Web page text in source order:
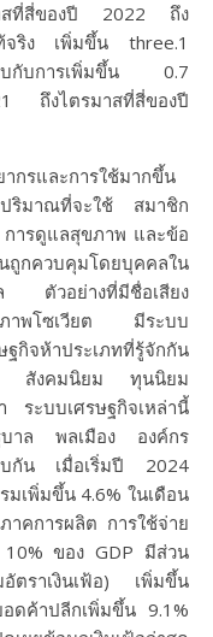
สที่สี่ของปี 2022 ถึง
ริง เพิ่มขึ้น three.1
บกับการเพิ่มขึ้น 0.7
ถึงไตรมาสที่สี่ของปี
กรและการใช้มากขึ้น
ปริมาณที่จะใช้ สมาชิก
การดูแลสุขภาพ และข้อ
กควบคุมโดยบุคคลใน
ตัวอย่างที่มีชื่อเสียง
หภาพโซเวียต มีระบบ
ฐกิจห้าประเภทที่รู้จักกัน
ก่ สังคมนิยม ทุนนิยม
ะบบเศรษฐกิจเหล่านี้
บาล พลเมือง องค์กร
บกัน เมื่อเริ่มปี 2024
มเพิ่มขึ้น 4.6% ในเดือน
าคการผลิต การใช้จ่าย
ของ GDP มีส่วน
ตราเงินเฟ้อ) เพิ่มขึ้น
ดค้าปลีกเพิ่มขึ้น 9.1%